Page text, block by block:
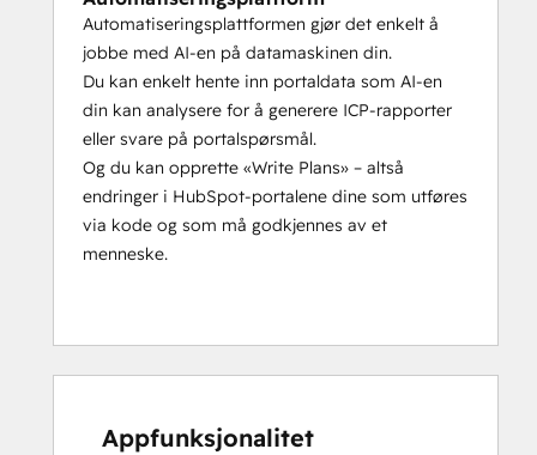
Automatiseringsplattformen gjør det enkelt å
jobbe med AI-en på datamaskinen din.
Du kan enkelt hente inn portaldata som AI-en
din kan analysere for å generere ICP-rapporter
eller svare på portalspørsmål.
Og du kan opprette «Write Plans» – altså
endringer i HubSpot-portalene dine som utføres
via kode og som må godkjennes av et
menneske.
Appfunksjonalitet